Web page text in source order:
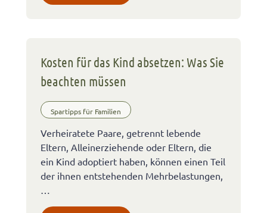
Kosten für das Kind absetzen: Was Sie
beachten müssen
Spartipps für Familien
Verheiratete Paare, getrennt lebende
Eltern, Alleinerziehende oder Eltern, die
ein Kind adoptiert haben, können einen Teil
der ihnen entstehenden Mehrbelastungen,
…